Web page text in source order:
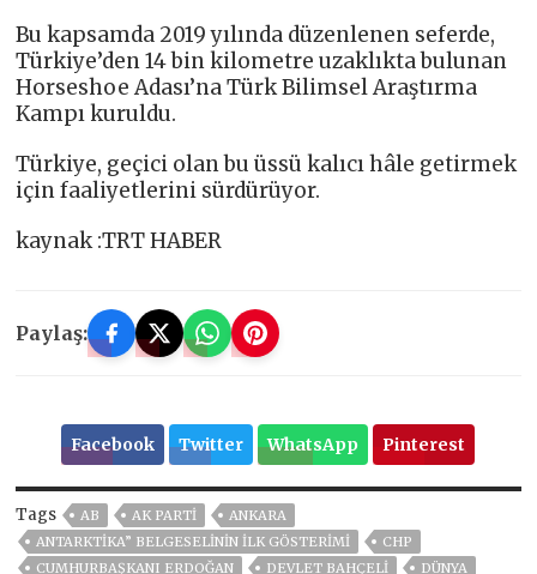
Bu kapsamda 2019 yılında düzenlenen seferde,
Türkiye’den 14 bin kilometre uzaklıkta bulunan
Horseshoe Adası’na Türk Bilimsel Araştırma
Kampı kuruldu.
Türkiye, geçici olan bu üssü kalıcı hâle getirmek
için faaliyetlerini sürdürüyor.
kaynak :TRT HABER
Paylaş:
Facebook Twitter WhatsApp Pinterest
Tags AB AK PARTİ
ANKARA
ANTARKTIKA” BELGESELININ ILK GÖSTERIMI
CHP
CUMHURBAŞKANI ERDOĞAN
DEVLET BAHÇELİ
DÜNYA